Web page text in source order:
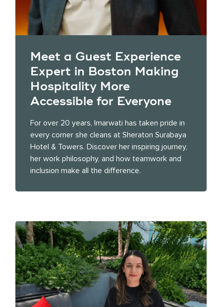
Meet a Guest Experience
Expert in Boston Making
Hospitality More
Accessible for Everyone
For over 20 years, Imarwati has taken pride in
every corner she cleans at Sheraton Surabaya
Hotel & Towers. Discover her inspiring journey,
her work philosophy, and how teamwork and
inclusion make all the difference.